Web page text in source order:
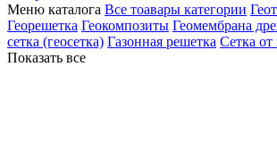
Меню каталога Все тоавары категории
Георешетка Геокомпозиты Геомембрана
сетка (геосетка) Газонная решетка Сетка от
Показать все